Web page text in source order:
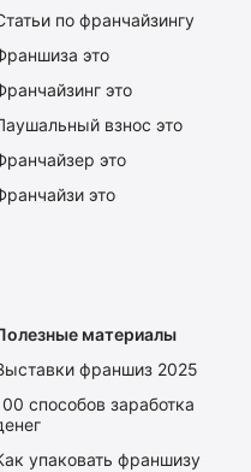
по франчайзингу
это
это
взнос это
это
это
материалы
франшиз 2025
способов заработка
упаковать франшизу